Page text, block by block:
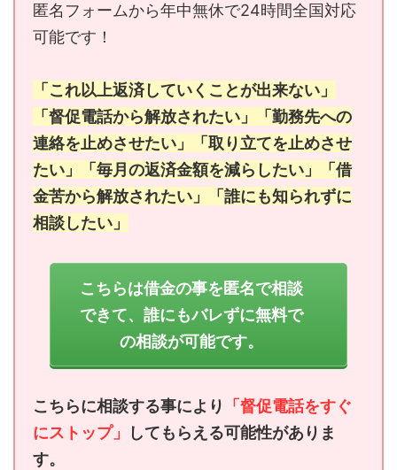
匿名フォームから年中無休で24時間全国対応
可能です！
「これ以上返済していくことが出来ない」
「督促電話から解放されたい」「勤務先への
連絡を止めさせたい」「取り立てを止めさせ
たい」「毎月の返済金額を減らしたい」「借
金苦から解放されたい」「誰にも知られずに
相談したい」
こちらは借金の事を匿名で相談
できて、誰にもバレずに無料で
の相談が可能です。
こちらに相談する事により
「督促電話をすぐ
にストップ」
してもらえる可能性がありま
す。